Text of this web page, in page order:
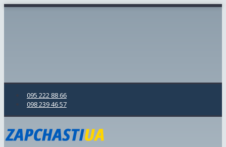
095 222 88 66
098 239 46 57